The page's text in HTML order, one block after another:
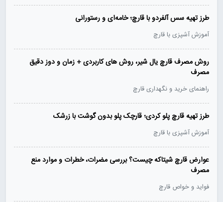
طرز تهیه سس آلفردو با قارچ؛ خامه‌ای و رستورانی
آموزش آشپزی با قارچ
روش مصرف قارچ یال شیر، روش های کاربردی + زمان و دوز دقیق
مصرف
راهنمای خرید و نگهداری قارچ
طرز تهیه قارچ پلو کردی؛ قارچک پلو بدون گوشت با زرشک
آموزش آشپزی با قارچ
عوارض قارچ شیتاکه چیست؟ بررسی مضرات، خطرات و موارد منع
مصرف
فواید و خواص قارچ